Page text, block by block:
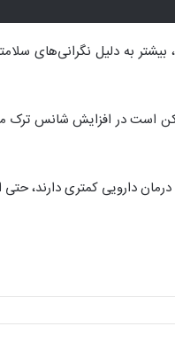
به دلیل نگرانی‌های
است در افزایش شانس ترک
دارویی کمتری دارند، حتی